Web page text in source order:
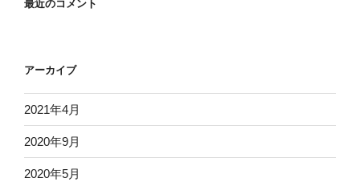
最近のコメント
アーカイブ
2021年4月
2020年9月
2020年5月